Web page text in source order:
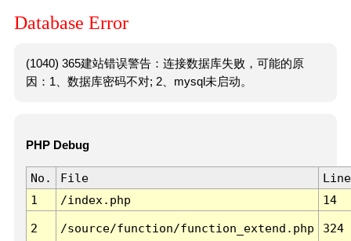
Database Error
(1040) 365建站错误警告：连接数据库失败，可能的原
因：1、数据库密码不对; 2、mysql未启动。
PHP Debug
No. File
Line
1
/index.php 14
2 /source/function/function_extend.php 324